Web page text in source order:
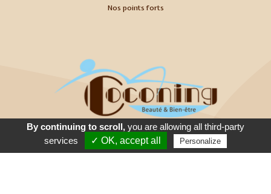
Nos points forts
Appeler E-Mail Venir
By continuing to scroll,you are allowing all third-party
services
✓ OK, accept all Personalize